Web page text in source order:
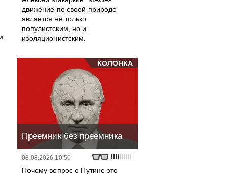
движение по своей природе
является не только
популистским, но и
изоляционистским.
КОЛОНКА
Преемник без преемника
08.08.2026 10:50
Почему вопрос о Путине это